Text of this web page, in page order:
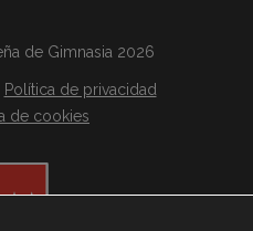
de Gimnasia 2026
Política de privacidad
de cookies